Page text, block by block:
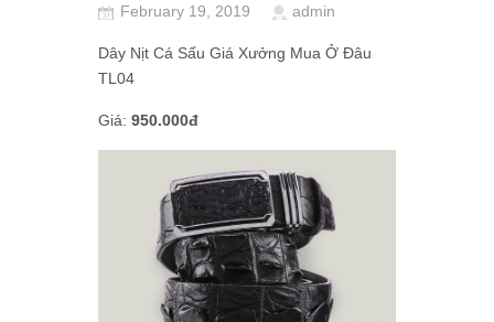
February 19, 2019 admin
Dây Nịt Cá Sấu Giá Xưởng Mua Ở Đâu
TL04
Giá: 950.000đ